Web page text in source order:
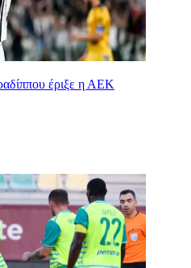
έριξε η ΑΕΚ